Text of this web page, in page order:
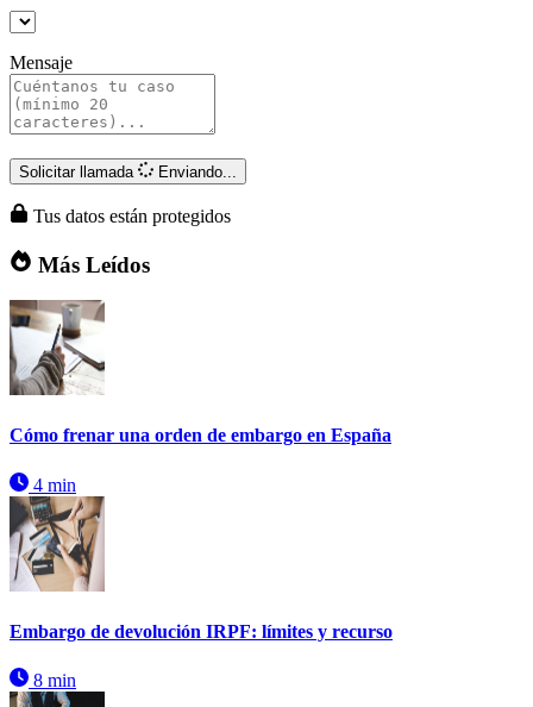
Mensaje
Solicitar llamada Enviando...
Tus datos están protegidos
Más Leídos
Cómo frenar una orden de embargo en España
4 min
Embargo de devolución IRPF: límites y recurso
8 min